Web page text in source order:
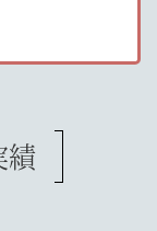
績